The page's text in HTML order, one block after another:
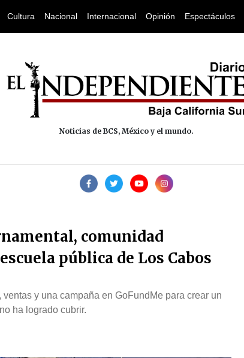
Cultura Nacional Internacional Opinión Espectáculos
Noticias de BCS, México y el mundo.
comunidad
pública de Los Cabos
y una campaña en GoFundMe para crear un
ha logrado cubrir.